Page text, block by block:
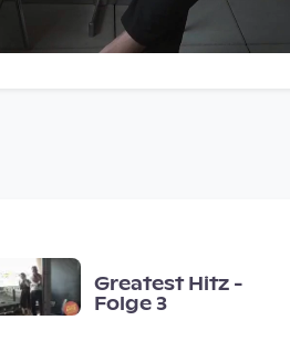
Greatest Hitz -
Folge 3